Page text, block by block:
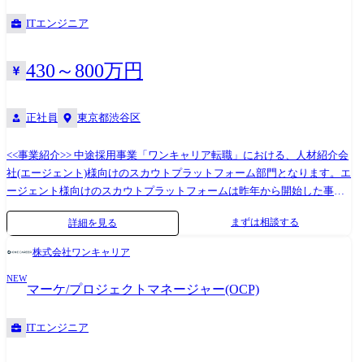
ITエンジニア
430～800万円
正社員 東京都渋谷区
<<事業紹介>> 中途採用事業「ワンキャリア転職」における、人材紹介会
社(エージェント)様向けのスカウトプラットフォーム部門となります。エ
ージェント様向けのスカウトプラットフォームは昨年から開始した事業
でまだ創業期と言えるフェーズの事業となります。転職市場において、
市場規模も大きい人材紹介マーケットに関わることになる重要なプロジ
みならず組織が大きくなる過程も経験できる環境です。また少人数だか
らこそ、営業と企画の機能を一貫してになっており、求職者データや動
向、キャリアデータを活用した戦略的な提案や支援を行うため、顧客対
応力に加えて企画力や分析力も身につけることができるポジションで
詳細を見る まずは相談する
株式会社ワンキャリア
NEW
マーケ/プロジェクトマネージャー(OCP)
ITエンジニア